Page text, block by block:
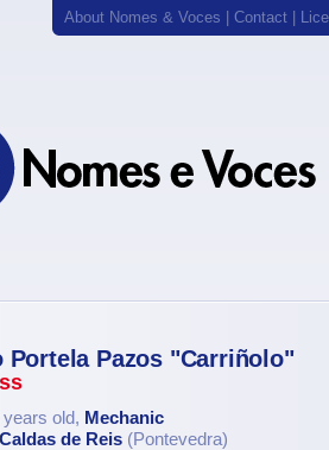
About Nomes & Voces Contact
Portela Pazos "Carriñolo"
years old, Mechanic
Caldas de Reis (Pontevedra)